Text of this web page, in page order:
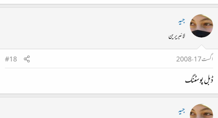
جیہ
لائبریرین
اگست 17، 2008
#18
ڈبل پوسٹنگ
جیہ